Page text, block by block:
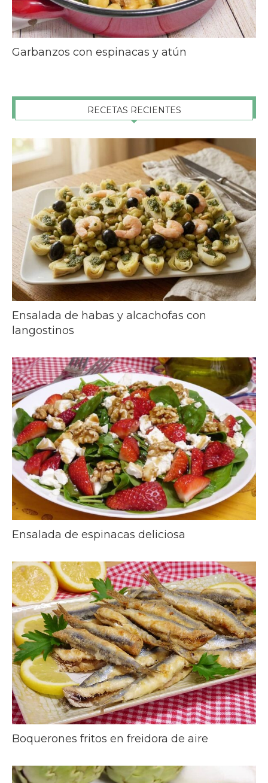
Garbanzos con espinacas y atún
RECETAS RECIENTES
Ensalada de habas y alcachofas con
langostinos
Ensalada de espinacas deliciosa
Boquerones fritos en freidora de aire